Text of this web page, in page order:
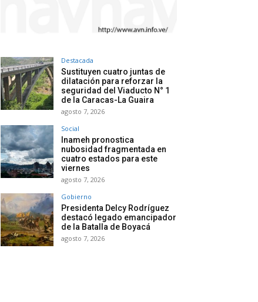
Destacada
Sustituyen cuatro juntas de
dilatación para reforzar la
seguridad del Viaducto N° 1
de la Caracas-La Guaira
agosto 7, 2026
Social
Inameh pronostica
nubosidad fragmentada en
cuatro estados para este
viernes
agosto 7, 2026
Gobierno
Presidenta Delcy Rodríguez
destacó legado emancipador
de la Batalla de Boyacá
agosto 7, 2026